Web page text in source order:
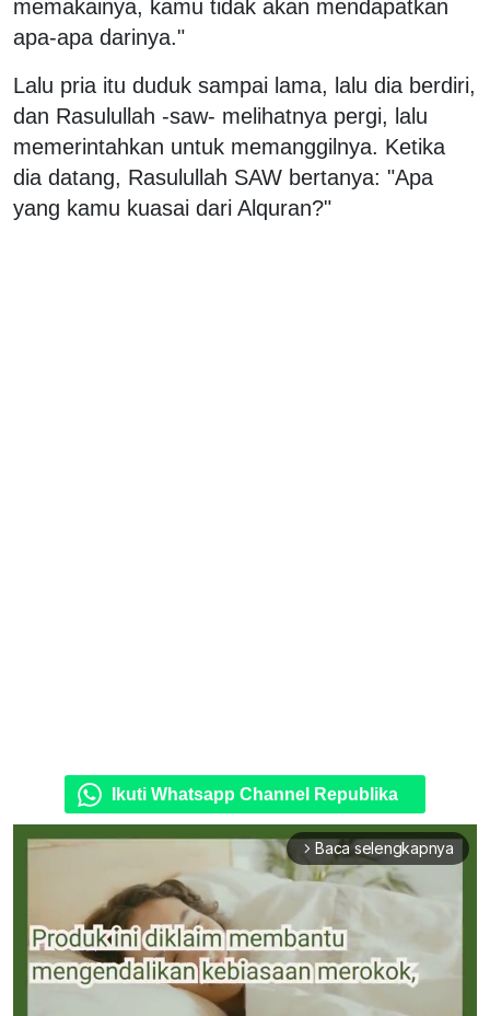
memakainya, kamu tidak akan mendapatkan
apa-apa darinya."
Lalu pria itu duduk sampai lama, lalu dia berdiri,
dan Rasulullah -saw- melihatnya pergi, lalu
memerintahkan untuk memanggilnya. Ketika
dia datang, Rasulullah SAW bertanya: "Apa
yang kamu kuasai dari Alquran?"
Ikuti Whatsapp Channel Republika
arrow_forward_ios Baca selengkapnya